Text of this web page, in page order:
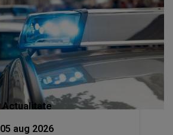
Actualitate
05 aug 2026